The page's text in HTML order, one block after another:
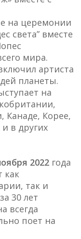
на церемонии
света” вместе
мира.
артиста
планеты.
на
Канаде, Корее,
в других
2022 года
как
так и
30 лет
всегда
поет на